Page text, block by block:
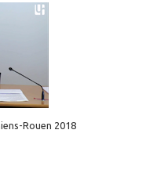
Rouen 2018